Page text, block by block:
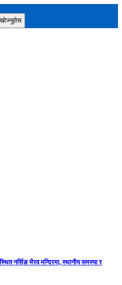
नर्सिङ भैरव मन्दिरमा, स्थानीय समस्या र